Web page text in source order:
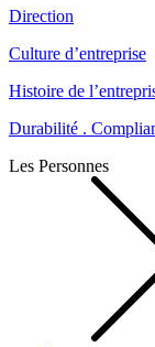
Direction
Culture d’entreprise
Histoire de
Durabilité .
Les Personnes